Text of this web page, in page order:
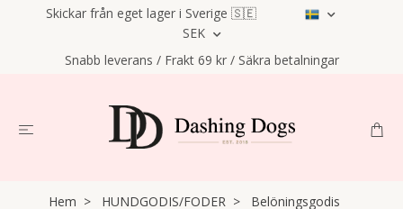
Skickar från eget lager i Sverige 🇸🇪
SEK
Snabb leverans / Frakt 69 kr / Säkra betalningar
Hem HUNDGODIS/FODER
Belöningsgodis